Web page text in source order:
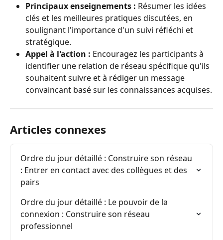
Principaux enseignements : Résumer les idées
clés et les meilleures pratiques discutées, en
soulignant l'importance d'un suivi réfléchi et
stratégique.
Appel à l'action : Encouragez les participants à
identifier une relation de réseau spécifique qu'ils
souhaitent suivre et à rédiger un message
convaincant basé sur les connaissances acquises.
Articles connexes
Ordre du jour détaillé : Construire son réseau
: Entrer en contact avec des collègues et des
pairs
Ordre du jour détaillé : Le pouvoir de la
connexion : Construire son réseau
professionnel